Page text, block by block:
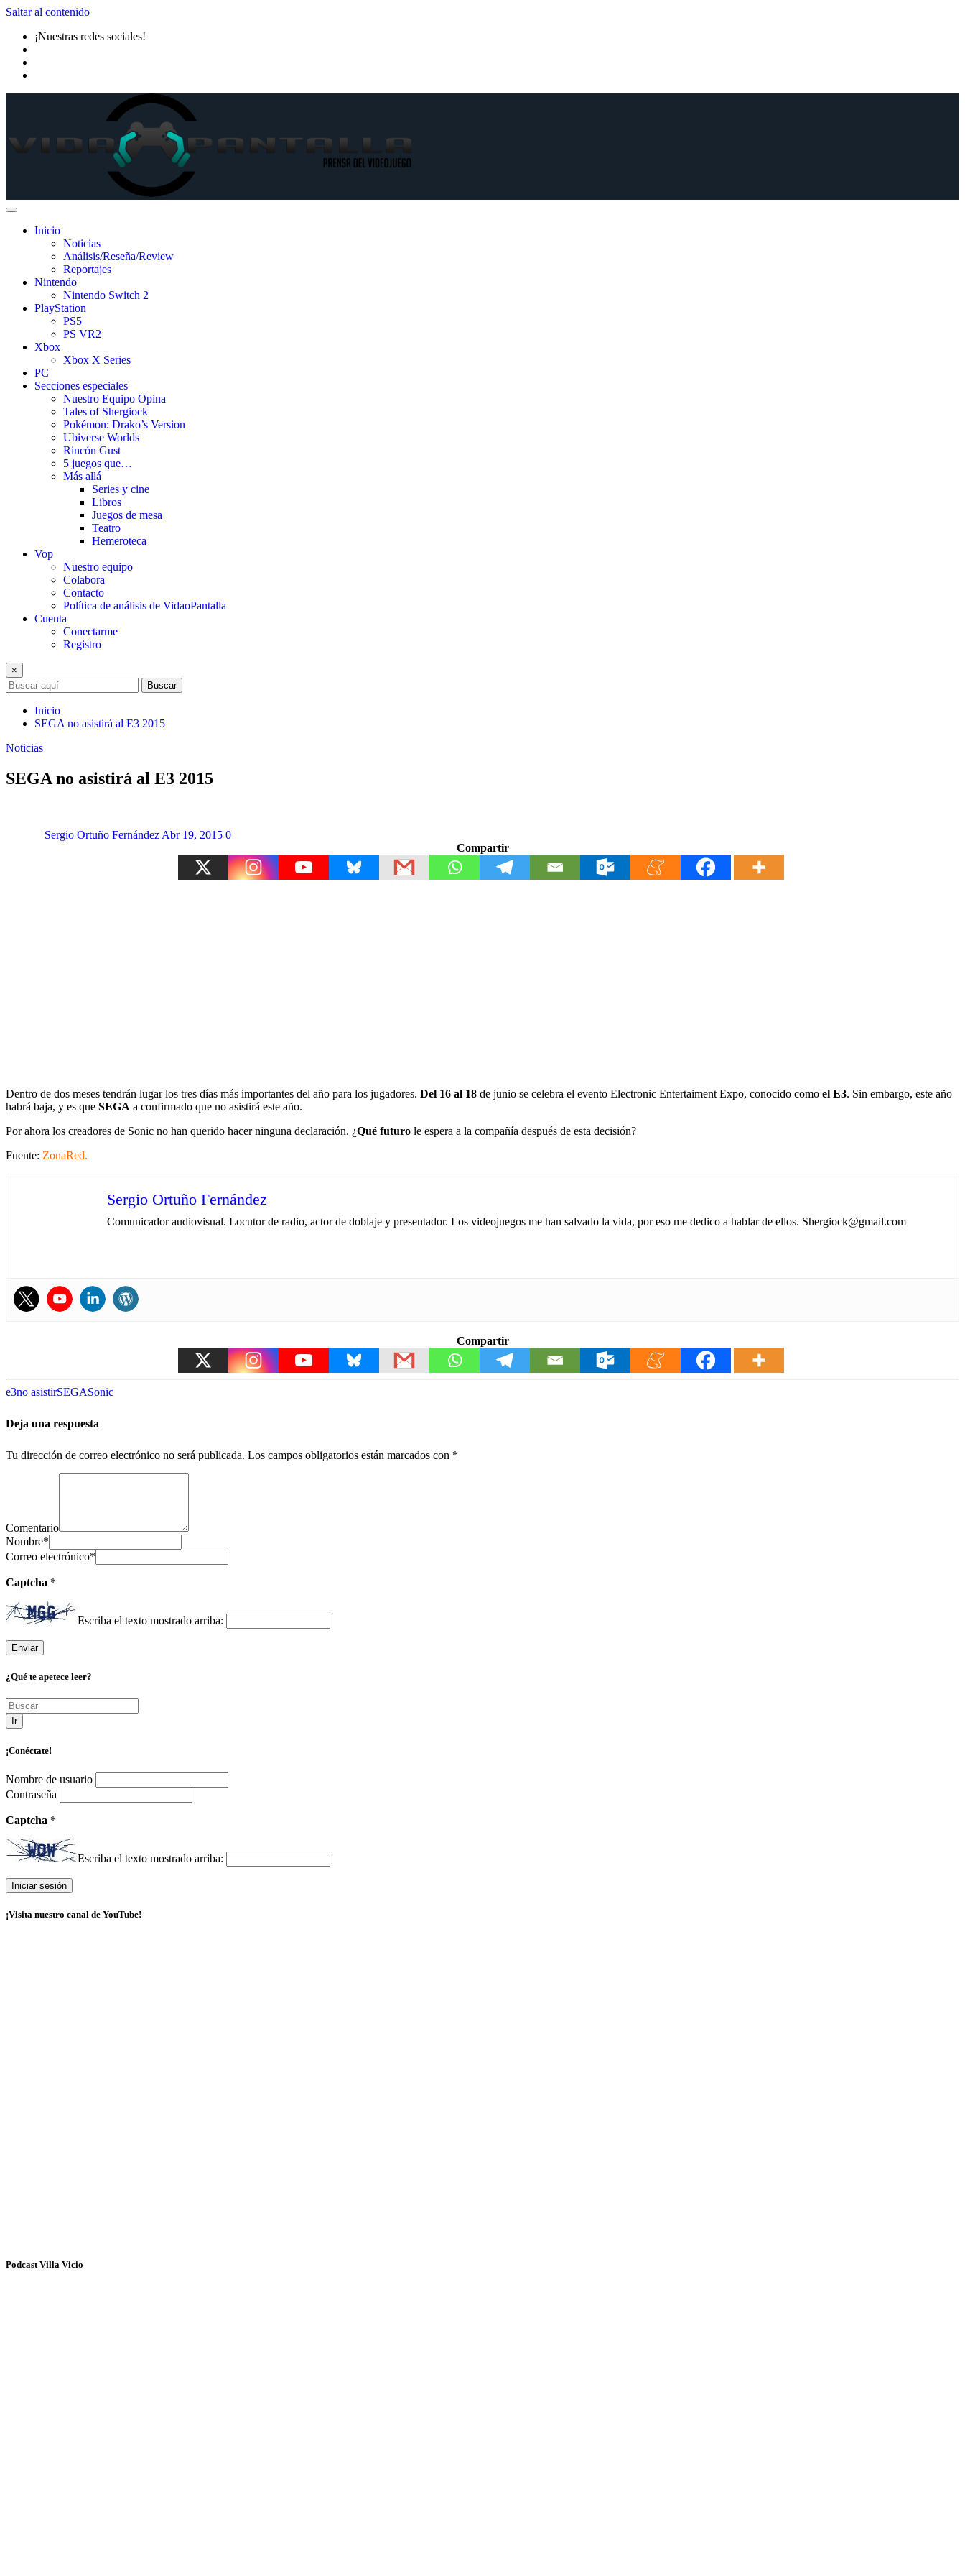
Saltar al contenido
¡Nuestras redes sociales!
Inicio
Noticias
Análisis/Reseña/Review
Reportajes
Nintendo
Nintendo Switch 2
PlayStation
PS5
PS VR2
Xbox
Xbox X Series
PC
Secciones especiales
Nuestro Equipo Opina
Tales of Shergiock
Pokémon: Drako’s Version
Ubiverse Worlds
Rincón Gust
5 juegos que…
Más allá
Series y cine
Libros
Juegos de mesa
Teatro
Hemeroteca
Vop
Nuestro equipo
Colabora
Contacto
Política de análisis de VidaoPantalla
Cuenta
Conectarme
Registro
×
Buscar
Inicio
SEGA no asistirá al E3 2015
Noticias
SEGA no asistirá al E3 2015
Sergio Ortuño Fernández Abr 19, 2015 0
Compartir
Dentro de dos meses tendrán lugar los tres días más importantes del año para los jugadores. Del 16 al 18 de junio se celebra el evento Electronic Entertaiment Expo, conocido como el E3. Sin embargo, este año
habrá baja, y es que SEGA a confirmado que no asistirá este año.
Por ahora los creadores de Sonic no han querido hacer ninguna declaración. ¿Qué futuro le espera a la compañía después de esta decisión?
Fuente: ZonaRed.
Sergio Ortuño Fernández
Comunicador audiovisual. Locutor de radio, actor de doblaje y presentador. Los videojuegos me han salvado la vida, por eso me dedico a hablar de ellos. Shergiock@gmail.com
Compartir
e3no asistirSEGASonic
Deja una respuesta
Tu dirección de correo electrónico no será publicada. Los campos obligatorios están marcados con *
Comentario
Nombre*
Correo electrónico*
Captcha *
Escriba el texto mostrado arriba:
¿Qué te apetece leer?
Ir
¡Conéctate!
Nombre de usuario
Contraseña
Captcha *
Escriba el texto mostrado arriba:
¡Visita nuestro canal de YouTube!
Podcast Villa Vicio